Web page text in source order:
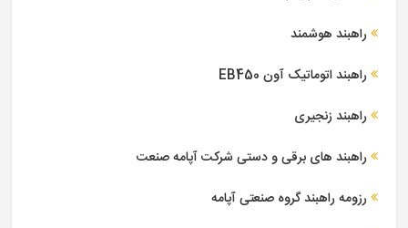
راهبند هوشمند
راهبند اتوماتیک آون EB450
راهبند زنجیری
راهبند های برقی و دستی شرکت آپامه صنعت
رزومه راهبند گروه صنعتی آپامه